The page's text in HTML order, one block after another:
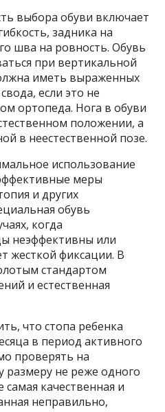
выбора обуви включает
задника на
шва на ровность. Обувь
при вертикальной
иметь выраженных
если это не
ортопеда. Нога в обуви
положении, а
в неестественной позе.
использование
меры
и других
обувь
когда
неэффективны или
жесткой фиксации. В
стандартом
и естественная
что стопа ребенка
в период активного
проверять на
размеру не реже одного
качественная и
неправильно,